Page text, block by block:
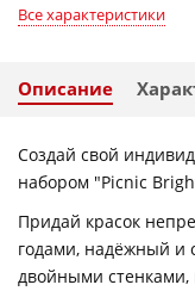
Все характеристики
Описание
Создай свой
набором "Picnic
Придай красок
годами, надёжный и
двойными стенками,